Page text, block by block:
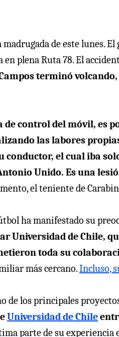
de este lunes. El
plena Ruta 78. El
terminó
de control del móvil, es
las labores
conductor, el cual iba
Unido. Es una
el teniente de
ha manifestado su
Universidad de Chile,
toda su
más cercano.Incluso,
de los principales
Universidad de Chile
parte de su